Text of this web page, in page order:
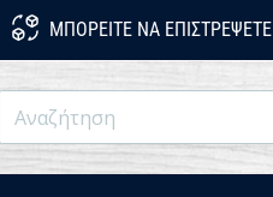
ΜΠΟΡΕΊΤΕ ΝΑ